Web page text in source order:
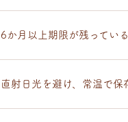
6か月以上期限が残ってい
直射日光を避け、常温で保